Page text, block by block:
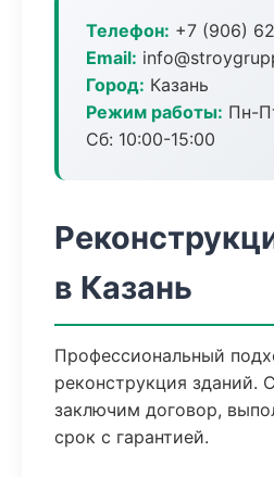
Телефон: +7 (906)
Email:
Город: Казань
Режим работы: Пн-
Сб: 10:00-15:00
в Казань
Профессиональный
реконструкция зданий.
заключим договор,
срок с гарантией.